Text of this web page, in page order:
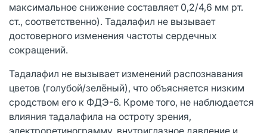
максимальное снижение составляет 0,2/4,6 мм рт.
ст., соответственно). Тадалафил не вызывает
достоверного изменения частоты сердечных
сокращений.
Тадалафил не вызывает изменений распознавания
цветов (голубой/зелёный), что объясняется низким
сродством его к ФДЭ-6. Кроме того, не наблюдается
влияния тадалафила на остроту зрения,
электроретинограмму, внутриглазное давление и